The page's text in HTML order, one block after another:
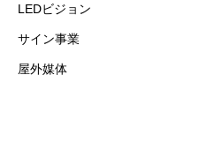
LEDビジョン
サイン事業
屋外媒体